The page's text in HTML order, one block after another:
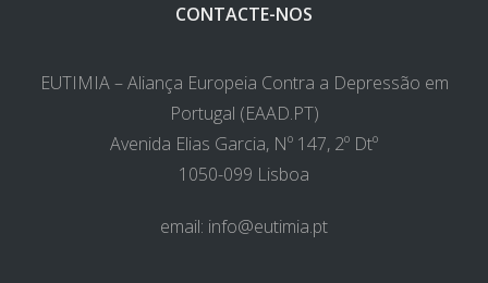
CONTACTE-NOS
EUTIMIA – Aliança Europeia Contra a Depressão em
Portugal (EAAD.PT)
Avenida Elias Garcia, Nº 147, 2º Dtº
1050-099 Lisboa
email: info@eutimia.pt